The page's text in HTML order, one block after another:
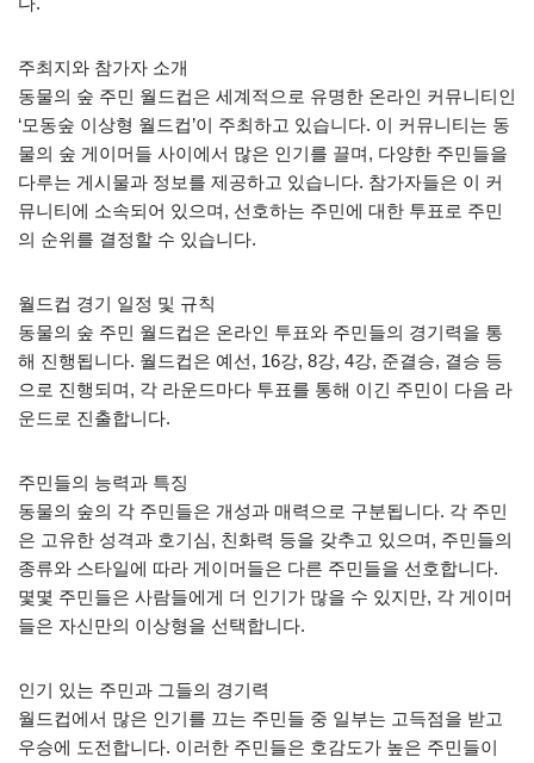
주최지와 참가자 소개
동물의 숲 주민 월드컵은 세계적으로 유명한 온라인 커뮤니티인
‘모동숲 이상형 월드컵’이 주최하고 있습니다. 이 커뮤니티는 동
물의 숲 게이머들 사이에서 많은 인기를 끌며, 다양한 주민들을
다루는 게시물과 정보를 제공하고 있습니다. 참가자들은 이 커
뮤니티에 소속되어 있으며, 선호하는 주민에 대한 투표로 주민
의 순위를 결정할 수 있습니다.
월드컵 경기 일정 및 규칙
동물의 숲 주민 월드컵은 온라인 투표와 주민들의 경기력을 통
해 진행됩니다. 월드컵은 예선, 16강, 8강, 4강, 준결승, 결승 등
으로 진행되며, 각 라운드마다 투표를 통해 이긴 주민이 다음 라
운드로 진출합니다.
주민들의 능력과 특징
동물의 숲의 각 주민들은 개성과 매력으로 구분됩니다. 각 주민
은 고유한 성격과 호기심, 친화력 등을 갖추고 있으며, 주민들의
종류와 스타일에 따라 게이머들은 다른 주민들을 선호합니다.
몇몇 주민들은 사람들에게 더 인기가 많을 수 있지만, 각 게이머
들은 자신만의 이상형을 선택합니다.
인기 있는 주민과 그들의 경기력
월드컵에서 많은 인기를 끄는 주민들 중 일부는 고득점을 받고
우승에 도전합니다. 이러한 주민들은 호감도가 높은 주민들이